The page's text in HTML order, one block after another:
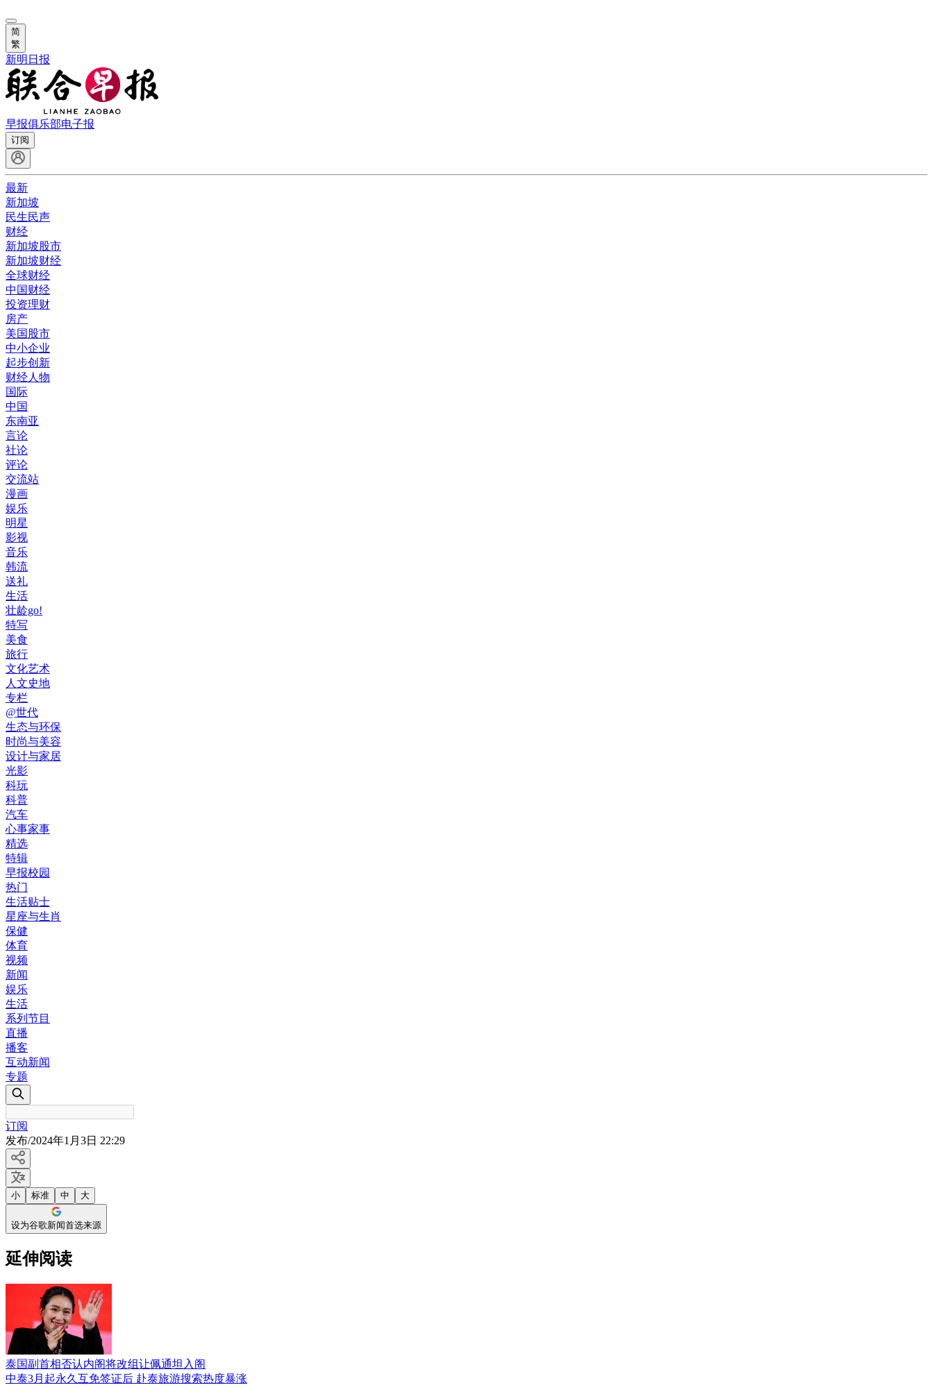
简
繁
新明日报
早报俱乐部电子报
订阅
最新
新加坡
民生民声
财经
新加坡股市
新加坡财经
全球财经
中国财经
投资理财
房产
美国股市
中小企业
起步创新
财经人物
国际
中国
东南亚
言论
社论
评论
交流站
漫画
娱乐
明星
影视
音乐
韩流
送礼
生活
壮龄go!
特写
美食
旅行
文化艺术
人文史地
专栏
@世代
生态与环保
时尚与美容
设计与家居
光影
科玩
科普
汽车
心事家事
精选
特辑
早报校园
热门
生活贴士
星座与生肖
保健
体育
视频
新闻
娱乐
生活
系列节目
直播
播客
互动新闻
专题
订阅
发布/2024年1月3日 22:29
小 标准 中 大
设为谷歌新闻首选来源
延伸阅读
泰国副首相否认内阁将改组让佩通坦入阁
中泰3月起永久互免签证后 赴泰旅游搜索热度暴涨